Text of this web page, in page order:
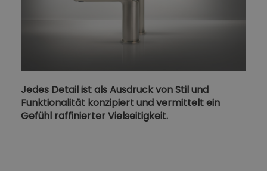
Jedes Detail ist als Ausdruck von Stil und
Funktionalität konzipiert und vermittelt ein
Gefühl raffinierter Vielseitigkeit.